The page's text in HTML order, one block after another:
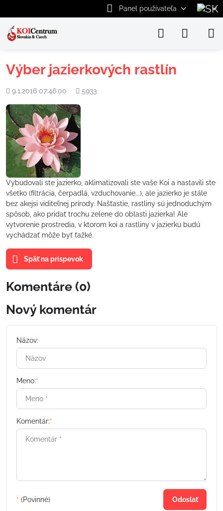
Panel používateľa
Výber jazierkových rastlín
Pridané
9.1.2016 07:46:00
Počet
5933
Vybudovali ste jazierko, aklimatizovali ste vaše Koi a nastavili ste
všetko (filtrácia, čerpadlá, vzduchovanie...), ale jazierko je stále
bez akejsi viditeľnej prírody. Našťastie, rastliny sú jednoduchým
spôsob, ako pridať trochu zelene do oblasti jazierka! Ale
vytvorenie prostredia, v ktorom koi a rastliny v jazierku budú
vychádzať môže byť ťažké.
Späť na príspevok
Komentáre (0)
Nový komentár
Názov:
Meno:*
Komentár:*
* (Povinné) Odoslať